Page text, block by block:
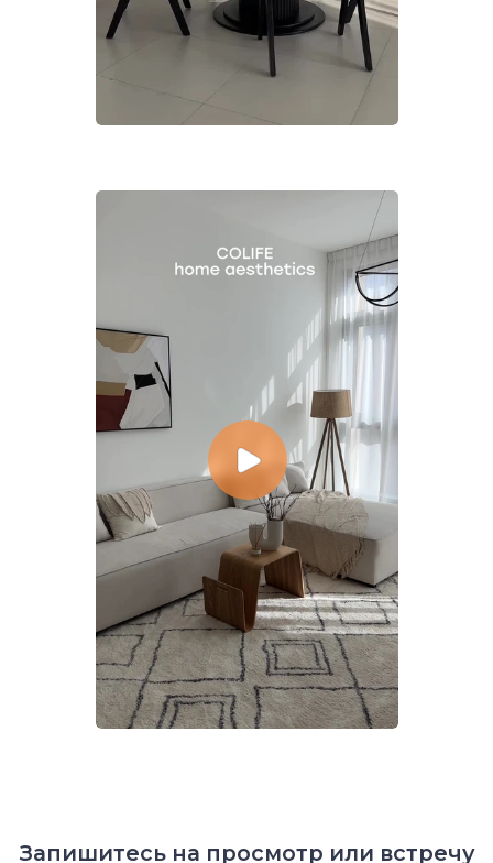
Запишитесь на просмотр или встречу
в Zoom, места быстро разбирают!
ЗАПИСАТЬСЯ НА ПРОСМОТР
Все наше жилье
с дизайнерским ремонтом
клиентский сервис
жилья, оплаты коммунальных платежей
и риелторов
Создаем уютное и функциональное
пространство, заботимся об освещении,